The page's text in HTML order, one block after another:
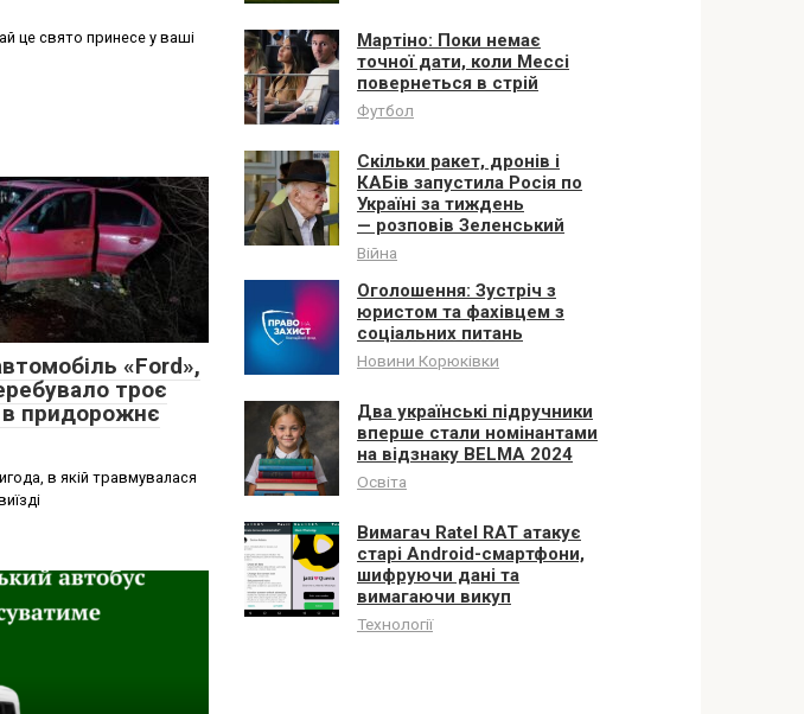
це свято принесе у ваші
«Ford»,
троє
в придорожнє
в якій травмувалася
Мартіно: Поки немає
точної дати, коли Мессі
повернеться в стрій
Футбол
Скільки ракет, дронів і
КАБів запустила Росія по
Україні за тиждень
— розповів Зеленський
Війна
Оголошення: Зустріч з
юристом та фахівцем з
соціальних питань
Новини Корюківки
Два українські підручники
вперше стали номінантами
на відзнаку BELMA 2024
Освіта
Вимагач Ratel RAT атакує
старі Android-смартфони,
шифруючи дані та
вимагаючи викуп
Технології